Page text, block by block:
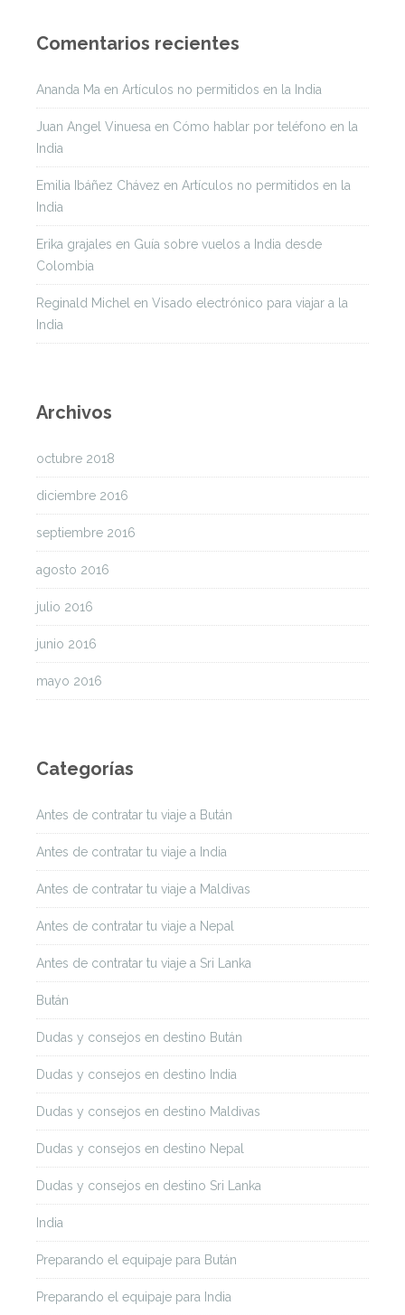
Comentarios recientes
Ananda Ma en Artículos no permitidos en la India
Juan Angel Vinuesa en Cómo hablar por teléfono en la
India
Emilia Ibáñez Chávez en Artículos no permitidos en la
India
Erika grajales en Guía sobre vuelos a India desde
Colombia
Reginald Michel en Visado electrónico para viajar a la
India
Archivos
octubre 2018
diciembre 2016
septiembre 2016
agosto 2016
julio 2016
junio 2016
mayo 2016
Categorías
Antes de contratar tu viaje a Bután
Antes de contratar tu viaje a India
Antes de contratar tu viaje a Maldivas
Antes de contratar tu viaje a Nepal
Antes de contratar tu viaje a Sri Lanka
Bután
Dudas y consejos en destino Bután
Dudas y consejos en destino India
Dudas y consejos en destino Maldivas
Dudas y consejos en destino Nepal
Dudas y consejos en destino Sri Lanka
India
Preparando el equipaje para Bután
Preparando el equipaje para India